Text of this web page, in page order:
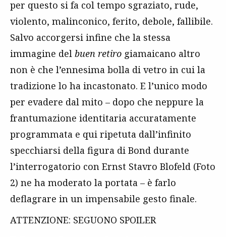
per questo si fa col tempo sgraziato, rude,
violento, malinconico, ferito, debole, fallibile.
Salvo accorgersi infine che la stessa
immagine del buen retiro giamaicano altro
non è che l’ennesima bolla di vetro in cui la
tradizione lo ha incastonato. E l’unico modo
per evadere dal mito – dopo che neppure la
frantumazione identitaria accuratamente
programmata e qui ripetuta dall’infinito
specchiarsi della figura di Bond durante
l’interrogatorio con Ernst Stavro Blofeld (Foto
2) ne ha moderato la portata – è farlo
deflagrare in un impensabile gesto finale.
ATTENZIONE: SEGUONO SPOILER